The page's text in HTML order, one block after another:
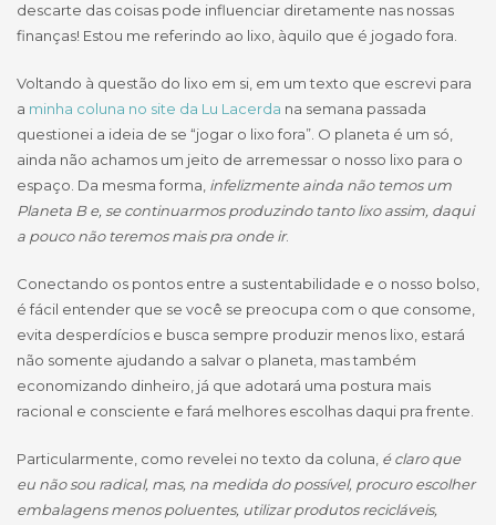
descarte das coisas pode influenciar diretamente nas nossas
finanças! Estou me referindo ao lixo, àquilo que é jogado fora.
Voltando à questão do lixo em si, em um texto que escrevi para
a minha coluna no site da Lu Lacerda na semana passada
questionei a ideia de se “jogar o lixo fora”. O planeta é um só,
ainda não achamos um jeito de arremessar o nosso lixo para o
espaço. Da mesma forma, infelizmente ainda não temos um
Planeta B e, se continuarmos produzindo tanto lixo assim, daqui
a pouco não teremos mais pra onde ir.
Conectando os pontos entre a sustentabilidade e o nosso bolso,
é fácil entender que se você se preocupa com o que consome,
evita desperdícios e busca sempre produzir menos lixo, estará
não somente ajudando a salvar o planeta, mas também
economizando dinheiro, já que adotará uma postura mais
racional e consciente e fará melhores escolhas daqui pra frente.
Particularmente, como revelei no texto da coluna, é claro que
eu não sou radical, mas, na medida do possível, procuro escolher
embalagens menos poluentes, utilizar produtos recicláveis,